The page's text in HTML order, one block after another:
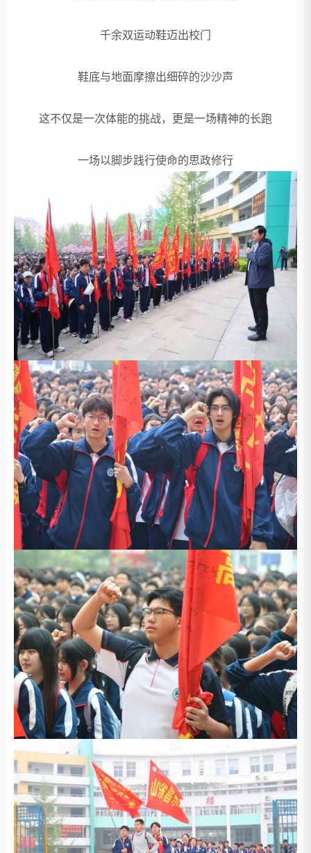
千余双运动鞋迈出校门
鞋底与地面摩擦出细碎的沙沙声
这不仅是一次体能的挑战，更是一场精神的长跑
一场以脚步践行使命的思政修行